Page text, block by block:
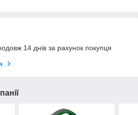
14 днів за рахунок покупця